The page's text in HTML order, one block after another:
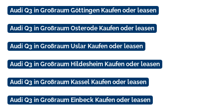
Audi Q3 in Großraum Göttingen Kaufen oder leasen
Audi Q3 in Großraum Osterode Kaufen oder leasen
Audi Q3 in Großraum Uslar Kaufen oder leasen
Audi Q3 in Großraum Hildesheim Kaufen oder leasen
Audi Q3 in Großraum Kassel Kaufen oder leasen
Audi Q3 in Großraum Einbeck Kaufen oder leasen